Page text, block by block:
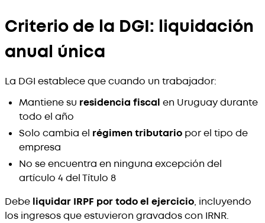
Criterio de la DGI: liquidación
anual única
La DGI establece que cuando un trabajador:
Mantiene su residencia fiscal en Uruguay durante
todo el año
Solo cambia el régimen tributario por el tipo de
empresa
No se encuentra en ninguna excepción del
artículo 4 del Título 8
Debe liquidar IRPF por todo el ejercicio, incluyendo
los ingresos que estuvieron gravados con IRNR.